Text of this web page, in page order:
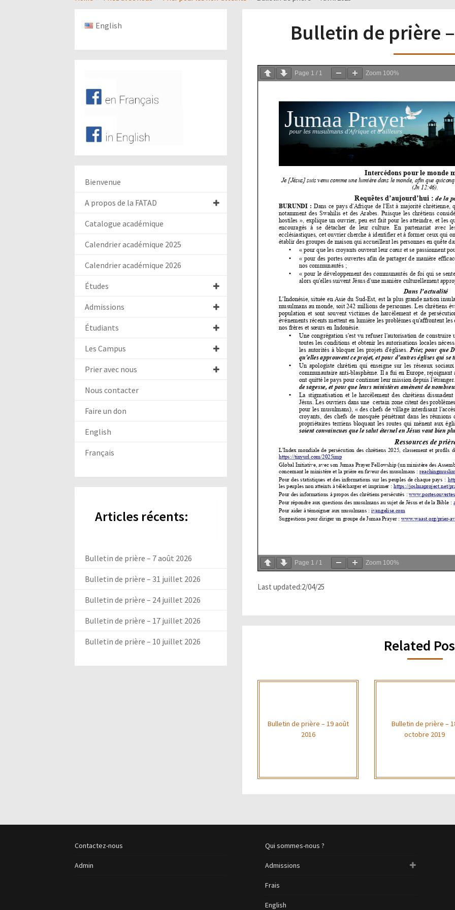
Bulletin de prière
Page 1 / 1 Zoom 100%
Page 1 / 1 Zoom 100%
Last updated:2/04/25
Related
Bulletin de prière – 19 août
2016
Bulletin de prière –
octobre 2019
English
Bienvenue
A propos de la FATAD
Catalogue académique
Calendrier académique 2025
Calendrier académique 2026
Études
Admissions
Étudiants
Les Campus
Prier avec nous
Nous contacter
Faire un don
English
Français
Articles récents:
Bulletin de prière – 7 août 2026
Bulletin de prière – 31 juillet 2026
Bulletin de prière – 24 juillet 2026
Bulletin de prière – 17 juillet 2026
Bulletin de prière – 10 juillet 2026
Contactez-nous
Admin
Qui sommes-nous ?
Admissions
Frais
English